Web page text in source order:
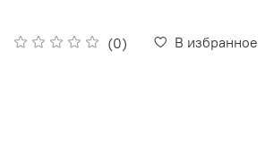
(0) В избранное